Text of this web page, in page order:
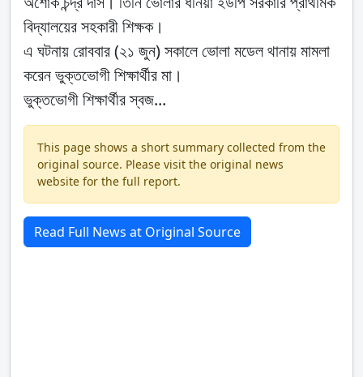
বিদ্যালয়ের সহকারী শিক্ষক।
এ ঘটনায় রোববার (২১ জুন) সকালে ভোলা মডেল থানায় মামলা
করেন ভুক্তভোগী শিক্ষার্থীর মা।
ভুক্তভোগী শিক্ষার্থীর স্বজ...
This page shows a short summary collected from the
original source. Please visit the original news
website for the full report.
Read Full News at Original Source